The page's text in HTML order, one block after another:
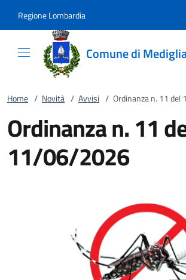
Regione Lombardia
Comune di
Home / Novità / Avvisi / Ordinanza n. 11
Ordinanza n. 11
11/06/2026